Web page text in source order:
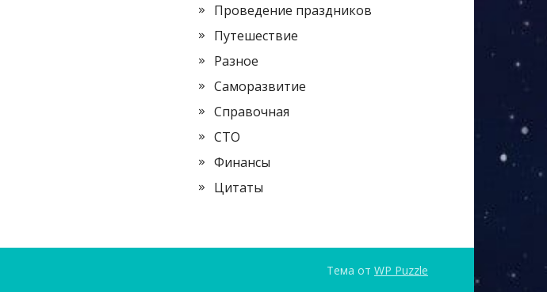
Проведение праздников
Путешествие
Разное
Саморазвитие
Справочная
СТО
Финансы
Цитаты
Тема от WP Puzzle